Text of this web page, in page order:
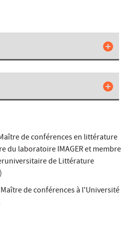
de conférences en littérature
du laboratoire IMAGER et membre
de Littérature
de conférences à l'Université